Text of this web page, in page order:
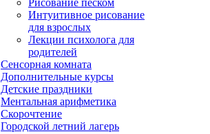
Интуитивное рисование
для взрослых
Лекции психолога для
родителей
Сенсорная комната
Дополнительные курсы
Детские праздники
Ментальная арифметика
Скорочтение
Городской летний лагерь